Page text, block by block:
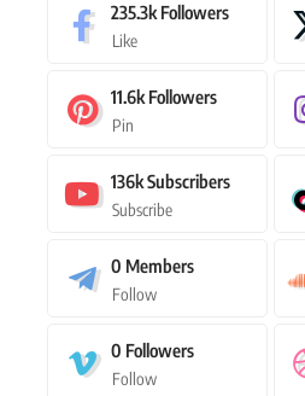
235.3k Followers
Like
11.6k Followers
Pin
136kSubscribers
Subscribe
0 Members
Follow
0 Followers
Follow